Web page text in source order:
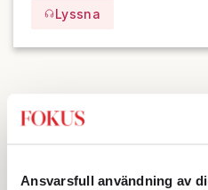
Ansvarsfull användning av
Lyssna